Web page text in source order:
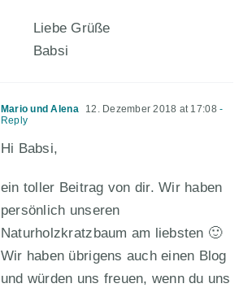
Liebe Grüße
Babsi
Mario und Alena 12. Dezember 2018 at 17:08 -
Reply
Hi Babsi,
ein toller Beitrag von dir. Wir haben
persönlich unseren
Naturholzkratzbaum am liebsten 🙂
Wir haben übrigens auch einen Blog
und würden uns freuen, wenn du uns